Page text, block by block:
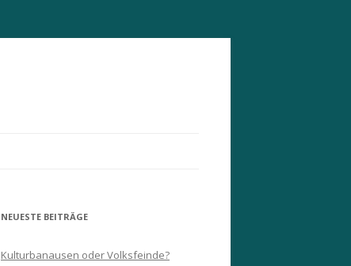
NEUESTE BEITRÄGE
Kulturbanausen oder Volksfeinde?